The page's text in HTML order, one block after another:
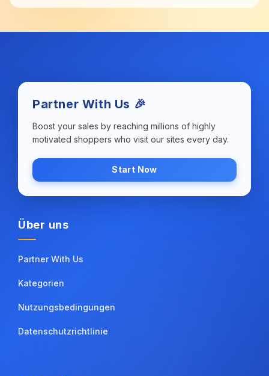
Partner With Us 🎉
Boost your sales by reaching millions of highly
motivated shoppers who visit our sites every day.
Start Now
Über uns
Partner With Us
Kategorien
Nutzungsbedingungen
Datenschutzrichtlinie